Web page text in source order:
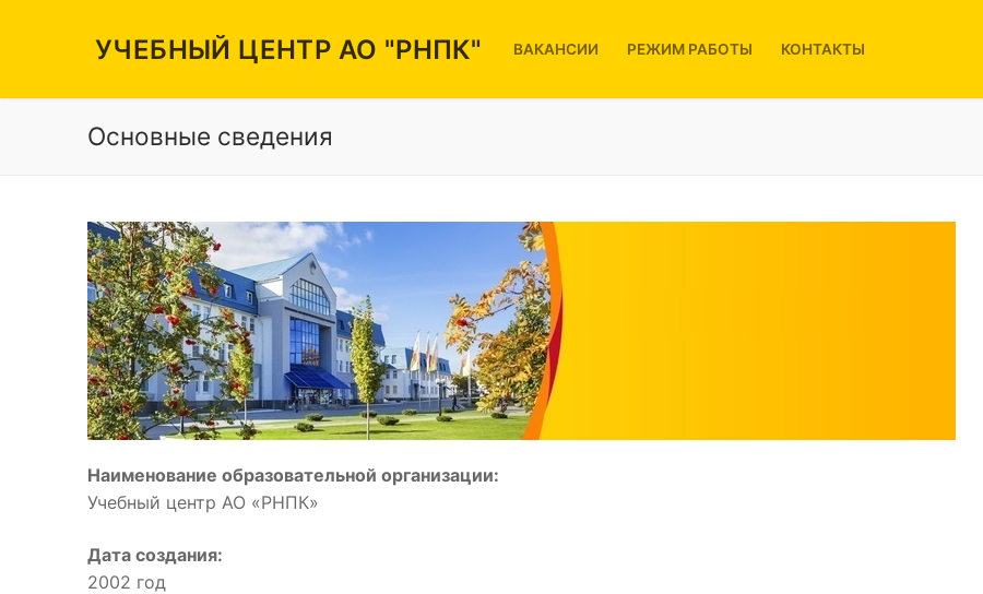
УЧЕБНЫЙ ЦЕНТР АО "РНПК" ВАКАНСИИ РЕЖИМ РАБОТЫ КОНТАКТЫ
Вакансии
Режим работы
Контакты
Основные сведения
Наименование образовательной организации:
Учебный центр АО «РНПК»
Дата создания:
2002 год